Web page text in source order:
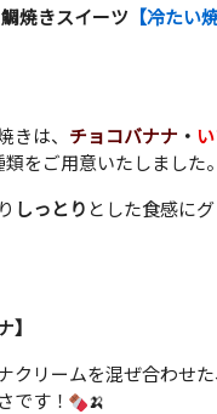
鯛焼きスイーツ 【冷たい
きは、 チョコバナナ ・
類をご用意いたしました。
しっとり とした食感に
】
クリームを混ぜ合わせ
です！
🍌